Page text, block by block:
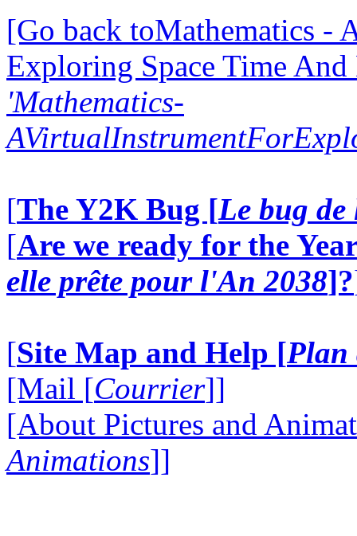
[Go back toMathematics -
Exploring Space Time
'Mathematics-
[The Y2K Bug [Le bug
[Are we ready for the
elle prête pour l'An 2038]?
[Site Map and Help [Plan
[Mail [Courrier]]
[About Pictures and
Animations]]